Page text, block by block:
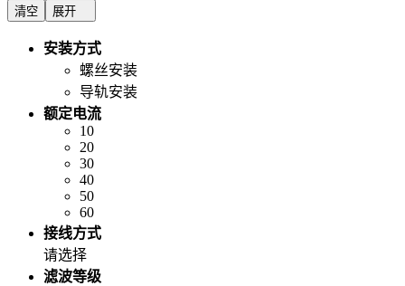
清空 展开
安装方式
螺丝安装
导轨安装
额定电流
10
20
30
40
50
60
接线方式
请选择
滤波等级